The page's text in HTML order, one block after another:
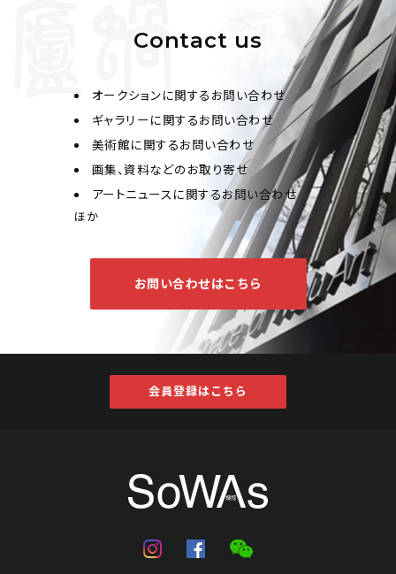
Contact us
オークションに関するお問い合わせ
ギャラリーに関するお問い合わせ
美術館に関するお問い合わせ
画集、資料などのお取り寄せ
アートニュースに関するお問い合わせ
ほか
お問い合わせはこちら
会員登録はこちら